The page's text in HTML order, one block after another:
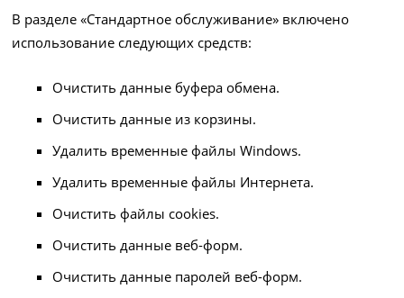
В разделе «Стандартное обслуживание» включено
использование следующих средств:
Очистить данные буфера обмена.
Очистить данные из корзины.
Удалить временные файлы Windows.
Удалить временные файлы Интернета.
Очистить файлы cookies.
Очистить данные веб-форм.
Очистить данные паролей веб-форм.